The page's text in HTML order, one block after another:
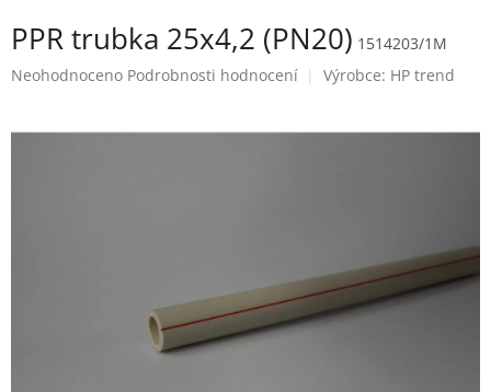
PPR trubka 25x4,2 (PN20) 1514203/1M
Průměrné
je
Neohodnoceno Podrobnosti hodnocení Výrobce: HP trend